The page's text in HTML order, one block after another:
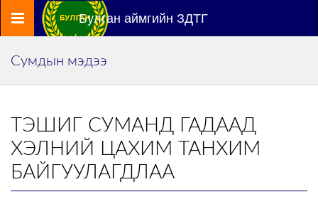
Цэс Булган аймгийн ЗДТГ
Сумдын мэдээ
ТЭШИГ СУМАНД ГАДААД
ХЭЛНИЙ ЦАХИМ ТАНХИМ
БАЙГУУЛАГДЛАА